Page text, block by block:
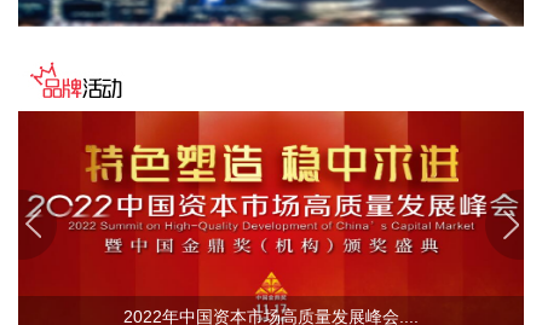
补贴不可与2026年济南市汽车以旧换新（含报废更新和置换更
新）补贴政策叠加享受，每辆新车仅可享受一次补贴。本次补
贴覆盖的车型为7月15日（含）之后开具《机动车销售统一发
票》的新购车辆。
2026-08-08 09:34:17
据湖北发布，根据《新建合肥至武汉高速铁路长江新区站站房
工程及天河站站区相关工程HWZF-1(HBSJ-202401TL-
010023001)资审文件公告》，长江新区站计划开工时间和竣工
时间均已明确：计划开工日期2026年9月1日，计划竣工日期
2028年6月30日，计划工期：668日历天。长江新区站位于武
2022年中国资本市场高质量发展峰会....